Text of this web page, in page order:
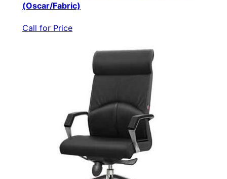
(Oscar/Fabric)
Call for Price